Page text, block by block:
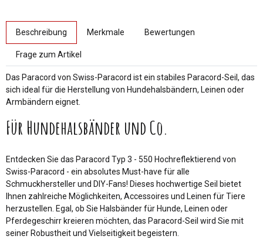
Beschreibung Merkmale Bewertungen
Frage zum Artikel
Das Paracord von Swiss-Paracord ist ein stabiles Paracord-Seil, das
sich ideal für die Herstellung von Hundehalsbändern, Leinen oder
Armbändern eignet.
Für Hundehalsbänder und Co.
Entdecken Sie das Paracord Typ 3 - 550 Hochreflektierend von
Swiss-Paracord - ein absolutes Must-have für alle
Schmuckhersteller und DIY-Fans! Dieses hochwertige Seil bietet
Ihnen zahlreiche Möglichkeiten, Accessoires und Leinen für Tiere
herzustellen. Egal, ob Sie Halsbänder für Hunde, Leinen oder
Pferdegeschirr kreieren möchten, das Paracord-Seil wird Sie mit
seiner Robustheit und Vielseitigkeit begeistern.